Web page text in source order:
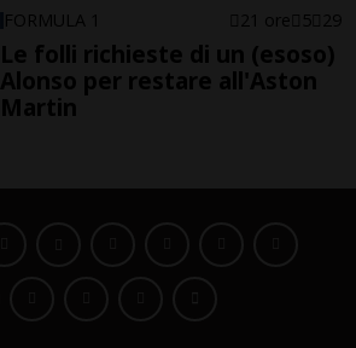
FORMULA 1 21 ore 5 29
Le folli richieste di un (esoso)
Alonso per restare all'Aston
Martin